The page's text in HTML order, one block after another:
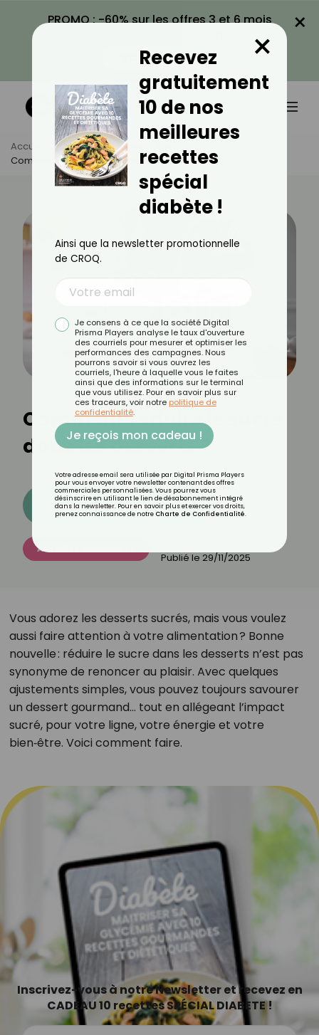
PROMO : -60% sur les offres 3 et 6 mois
VOIR LA PROMO
×
Accueil Actus
Astuces Culinaires
Comment Réduire Le Sucre Dans Les Desserts ?
Comment réduire le sucre
dans les desserts ?
Découvrez les 11 menus CROQ
ASTUCES CULINAIRES
Publié le 29/11/2025
Vous adorez les desserts sucrés, mais vous voulez
aussi faire attention à votre alimentation ? Bonne
nouvelle : réduire le sucre dans les desserts n’est pas
synonyme de renoncer au plaisir. Avec quelques
ajustements simples, vous pouvez toujours savourer
un dessert gourmand… tout en allégeant l’impact
sucré, pour votre ligne, votre énergie et votre
bien‑être. Voici comment faire.
Inscrivez-vous à notre Newsletter et recevez en
CADEAU 10 recettes SPÉCIAL DIABETE !
Recevez
gratuitement
10 de nos
meilleures
recettes
spécial
diabète !
×
Ainsi que la newsletter promotionnelle
de CROQ.
Je consens à ce que la société Digital
Prisma Players analyse le taux d'ouverture
des courriels pour mesurer et optimiser les
performances des campagnes. Nous
pourrons savoir si vous ouvrez les
courriels, l'heure à laquelle vous le faites
ainsi que des informations sur le terminal
que vous utilisez. Pour en savoir plus sur
ces traceurs, voir notre politique de
confidentialité.
Je reçois mon cadeau !
Votre adresse email sera utilisée par Digital Prisma Players
pour vous envoyer votre newsletter contenant des offres
commerciales personnalisées. Vous pourrez vous
désinscrire en utilisant le lien de désabonnement intégré
dans la newsletter. Pour en savoir plus et exercer vos droits,
prenez connaissance de notre Charte de Confidentialité.